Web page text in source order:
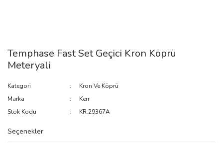
Temphase Fast Set Geçici Kron Köprü
Meteryali
Kategori
Kron Ve Köprü
Marka
Kerr
Stok Kodu
KR.29367A
Seçenekler